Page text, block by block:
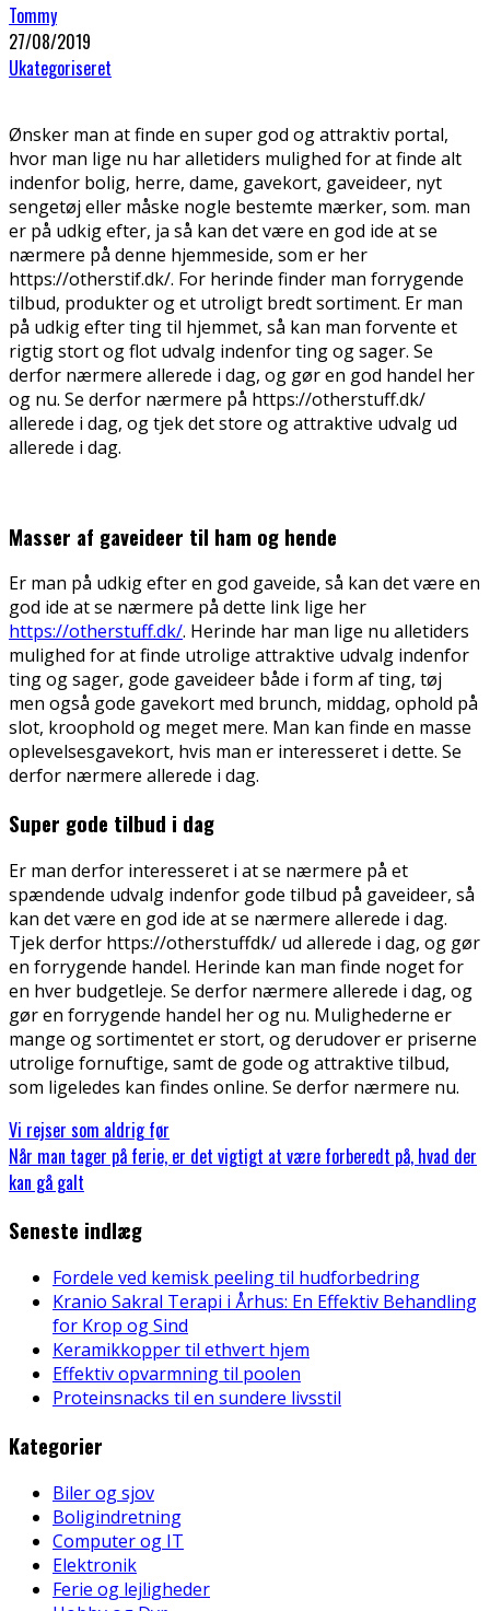
Tommy
27/08/2019
Ukategoriseret
Ønsker man at finde en super god og attraktiv portal,
hvor man lige nu har alletiders mulighed for at finde alt
indenfor bolig, herre, dame, gavekort, gaveideer, nyt
sengetøj eller måske nogle bestemte mærker, som. man
er på udkig efter, ja så kan det være en god ide at se
nærmere på denne hjemmeside, som er her
https://otherstif.dk/. For herinde finder man forrygende
tilbud, produkter og et utroligt bredt sortiment. Er man
på udkig efter ting til hjemmet, så kan man forvente et
rigtig stort og flot udvalg indenfor ting og sager. Se
derfor nærmere allerede i dag, og gør en god handel her
og nu. Se derfor nærmere på https://otherstuff.dk/
allerede i dag, og tjek det store og attraktive udvalg ud
allerede i dag.
Masser af gaveideer til ham og hende
Er man på udkig efter en god gaveide, så kan det være en
god ide at se nærmere på dette link lige her
https://otherstuff.dk/. Herinde har man lige nu alletiders
mulighed for at finde utrolige attraktive udvalg indenfor
ting og sager, gode gaveideer både i form af ting, tøj
men også gode gavekort med brunch, middag, ophold på
slot, kroophold og meget mere. Man kan finde en masse
oplevelsesgavekort, hvis man er interesseret i dette. Se
derfor nærmere allerede i dag.
Super gode tilbud i dag
Er man derfor interesseret i at se nærmere på et
spændende udvalg indenfor gode tilbud på gaveideer, så
kan det være en god ide at se nærmere allerede i dag.
Tjek derfor https://otherstuffdk/ ud allerede i dag, og gør
en forrygende handel. Herinde kan man finde noget for
en hver budgetleje. Se derfor nærmere allerede i dag, og
gør en forrygende handel her og nu. Mulighederne er
mange og sortimentet er stort, og derudover er priserne
utrolige fornuftige, samt de gode og attraktive tilbud,
som ligeledes kan findes online. Se derfor nærmere nu.
Vi rejser som aldrig før
Når man tager på ferie, er det vigtigt at være forberedt på, hvad der
kan gå galt
Seneste indlæg
Fordele ved kemisk peeling til hudforbedring
Kranio Sakral Terapi i Århus: En Effektiv Behandling
for Krop og Sind
Keramikkopper til ethvert hjem
Effektiv opvarmning til poolen
Proteinsnacks til en sundere livsstil
Kategorier
Biler og sjov
Boligindretning
Computer og IT
Elektronik
Ferie og lejligheder